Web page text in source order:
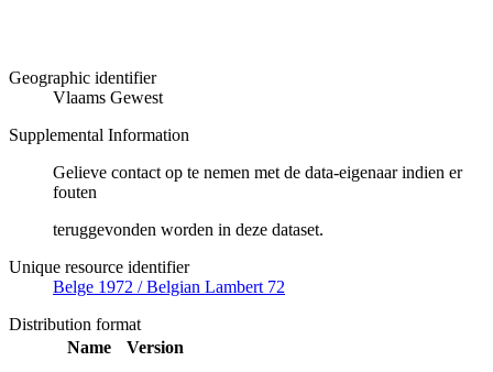
Geographic identifier
Vlaams Gewest
Supplemental Information
Gelieve contact op te nemen met de data-eigenaar indien er
fouten
teruggevonden worden in deze dataset.
Unique resource identifier
Belge 1972 / Belgian Lambert 72
Distribution format
Name
Version